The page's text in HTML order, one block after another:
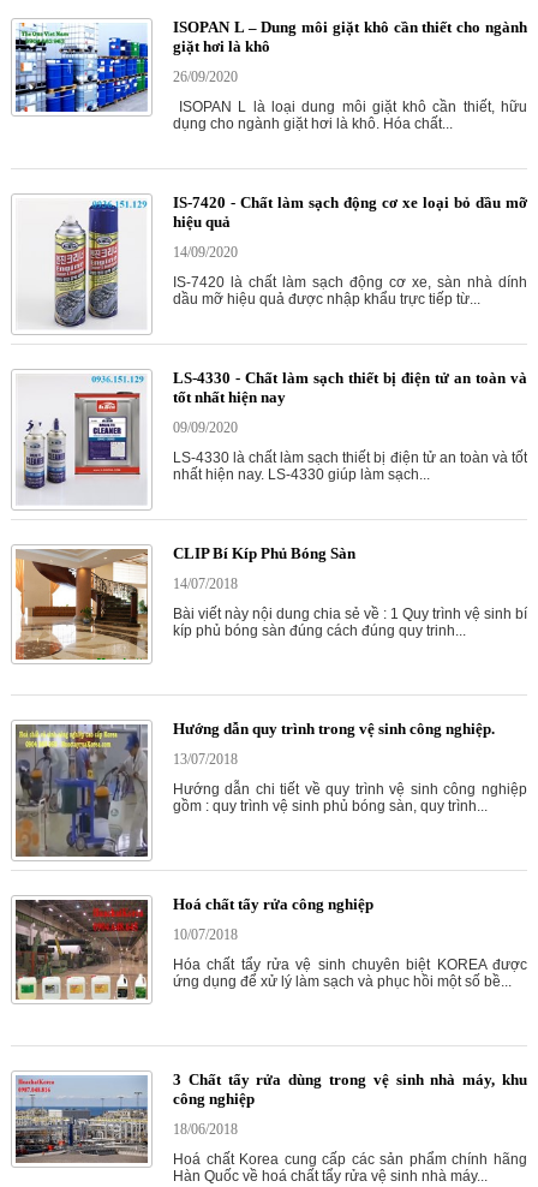
ISOPAN L – Dung môi giặt khô cần thiết cho ngành
giặt hơi là khô
26/09/2020
ISOPAN L là loại dung môi giặt khô cần thiết, hữu
dụng cho ngành giặt hơi là khô. Hóa chất...
IS-7420 - Chất làm sạch động cơ xe loại bỏ dầu mỡ
hiệu quả
14/09/2020
IS-7420 là chất làm sạch động cơ xe, sàn nhà dính
dầu mỡ hiệu quả được nhập khẩu trực tiếp từ...
LS-4330 - Chất làm sạch thiết bị điện tử an toàn và
tốt nhất hiện nay
09/09/2020
LS-4330 là chất làm sạch thiết bị điện tử an toàn và tốt
nhất hiện nay. LS-4330 giúp làm sạch...
CLIP Bí Kíp Phủ Bóng Sàn
14/07/2018
Bài viết này nội dung chia sẻ về : 1 Quy trình vệ sinh bí
kíp phủ bóng sàn đúng cách đúng quy trinh...
Hướng dẫn quy trình trong vệ sinh công nghiệp.
13/07/2018
Hướng dẫn chi tiết về quy trình vệ sinh công nghiệp
gồm : quy trình vệ sinh phủ bóng sàn, quy trình...
Hoá chất tẩy rửa công nghiệp
10/07/2018
Hóa chất tẩy rửa vệ sinh chuyên biệt KOREA được
ứng dụng để xử lý làm sạch và phục hồi một số bề...
3 Chất tẩy rửa dùng trong vệ sinh nhà máy, khu
công nghiệp
18/06/2018
Hoá chất Korea cung cấp các sản phẩm chính hãng
Hàn Quốc về hoá chất tẩy rửa vệ sinh nhà máy...